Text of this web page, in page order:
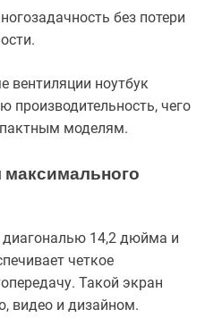
без потери
вентиляции ноутбук
производительность, чего
моделям.
максимального
диагональю 14,2 дюйма и
четкое
Такой экран
видео и дизайном.